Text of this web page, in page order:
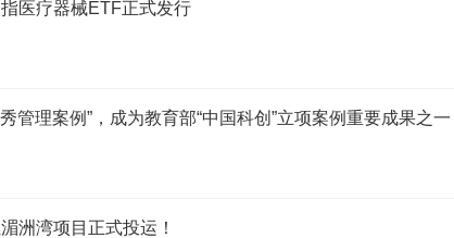
医疗器械ETF正式发行
管理案例”，成为教育部“中国科创”立项案例重要成果之一
洲湾项目正式投运！